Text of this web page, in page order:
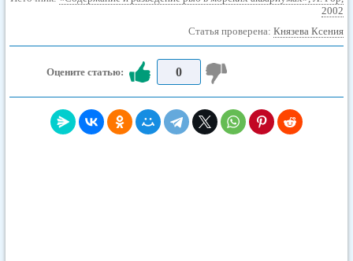
2002
Статья проверена: Князева Ксения
Оцените статью: 0